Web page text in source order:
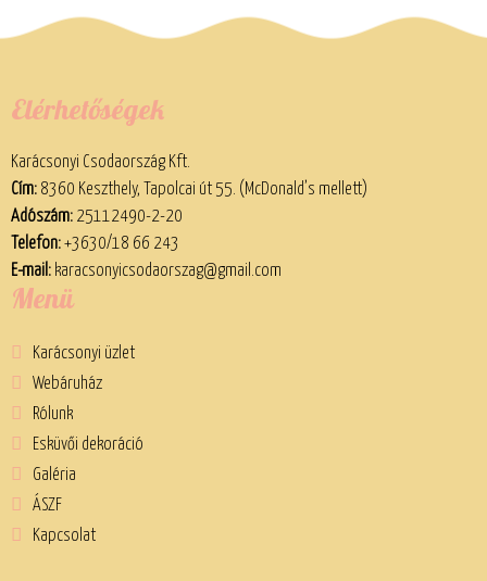
Elérhetőségek
Karácsonyi Csodaország Kft.
Cím:8360 Keszthely, Tapolcai út 55. (McDonald’s mellett)
Adószám:25112490-2-20
Telefon:+3630/18 66 243
E-mail: karacsonyicsodaorszag@gmail.com
Menü
Karácsonyi üzlet
Webáruház
Rólunk
Esküvői dekoráció
Galéria
ÁSZF
Kapcsolat